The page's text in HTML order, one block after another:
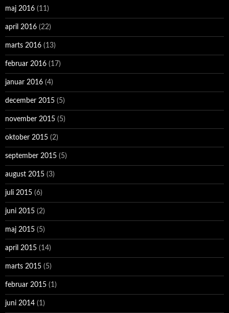
maj 2016 (11)
april 2016 (22)
marts 2016 (13)
februar 2016 (17)
januar 2016 (4)
december 2015 (5)
november 2015 (5)
oktober 2015 (2)
september 2015 (5)
august 2015 (3)
juli 2015 (6)
juni 2015 (2)
maj 2015 (5)
april 2015 (14)
marts 2015 (5)
februar 2015 (1)
juni 2014 (1)